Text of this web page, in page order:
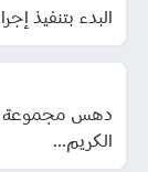
البدء بتنفيذ
دهس مجموعة
الكريم...